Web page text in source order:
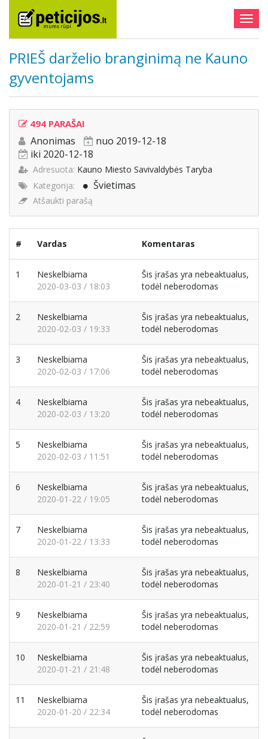
PRIEŠ darželio branginimą ne Kauno
gyventojams
494 PARAŠAI
Anonimas
nuo 2019-12-18
iki 2020-12-18
Adresuota: Kauno Miesto Savivaldybės Taryba
Kategorija:
Švietimas
Atšaukti parašą
# Vardas Komentaras
1
Neskelbiama
2020-03-03 / 18:03
Šis įrašas yra nebeaktualus,
todėl neberodomas
2
Neskelbiama
2020-02-03 / 19:33
Šis įrašas yra nebeaktualus,
todėl neberodomas
3
Neskelbiama
2020-02-03 / 17:06
Šis įrašas yra nebeaktualus,
todėl neberodomas
4
Neskelbiama
2020-02-03 / 13:20
Šis įrašas yra nebeaktualus,
todėl neberodomas
5
Neskelbiama
2020-02-03 / 11:51
Šis įrašas yra nebeaktualus,
todėl neberodomas
6
Neskelbiama
2020-01-22 / 19:05
Šis įrašas yra nebeaktualus,
todėl neberodomas
7
Neskelbiama
2020-01-22 / 13:33
Šis įrašas yra nebeaktualus,
todėl neberodomas
8
Neskelbiama
2020-01-21 / 23:40
Šis įrašas yra nebeaktualus,
todėl neberodomas
9
Neskelbiama
2020-01-21 / 22:59
Šis įrašas yra nebeaktualus,
todėl neberodomas
10
Neskelbiama
2020-01-21 / 21:48
Šis įrašas yra nebeaktualus,
todėl neberodomas
11
Neskelbiama
2020-01-20 / 22:34
Šis įrašas yra nebeaktualus,
todėl neberodomas